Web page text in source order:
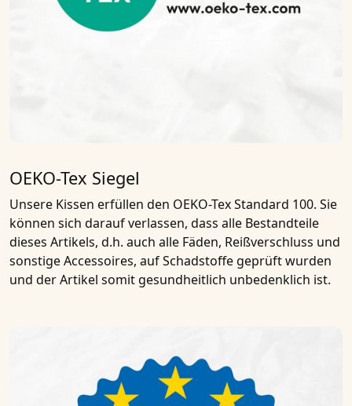
OEKO-Tex Siegel
Unsere Kissen erfüllen den OEKO-Tex Standard 100. Sie
können sich darauf verlassen, dass alle Bestandteile
dieses Artikels, d.h. auch alle Fäden, Reißverschluss und
sonstige Accessoires, auf Schadstoffe geprüft wurden
und der Artikel somit gesundheitlich unbedenklich ist.